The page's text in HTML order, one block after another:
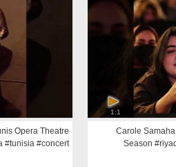
1:1
Carole
Season
Opera Theatre
#tunisia #concert